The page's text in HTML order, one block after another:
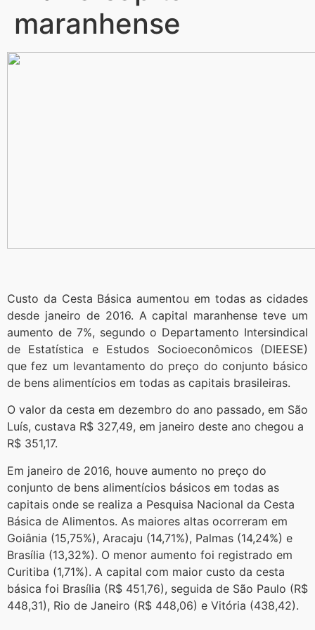
maranhense
Custo da Cesta Básica aumentou em todas as cidades
desde janeiro de 2016. A capital maranhense teve um
aumento de 7%, segundo o Departamento Intersindical
de Estatística e Estudos Socioeconômicos (DIEESE)
que fez um levantamento do preço do conjunto básico
de bens alimentícios em todas as capitais brasileiras.
O valor da cesta em dezembro do ano passado, em São
Luís, custava R$ 327,49, em janeiro deste ano chegou a
R$ 351,17.
Em janeiro de 2016, houve aumento no preço do
conjunto de bens alimentícios básicos em todas as
capitais onde se realiza a Pesquisa Nacional da Cesta
Básica de Alimentos. As maiores altas ocorreram em
Goiânia (15,75%), Aracaju (14,71%), Palmas (14,24%) e
Brasília (13,32%). O menor aumento foi registrado em
Curitiba (1,71%). A capital com maior custo da cesta
básica foi Brasília (R$ 451,76), seguida de São Paulo (R$
448,31), Rio de Janeiro (R$ 448,06) e Vitória (438,42).